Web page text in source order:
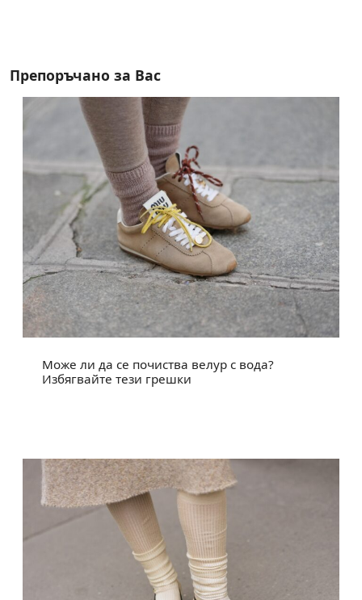
Препоръчано за Вас
Може ли да се почиства велур с вода?
Избягвайте тези грешки